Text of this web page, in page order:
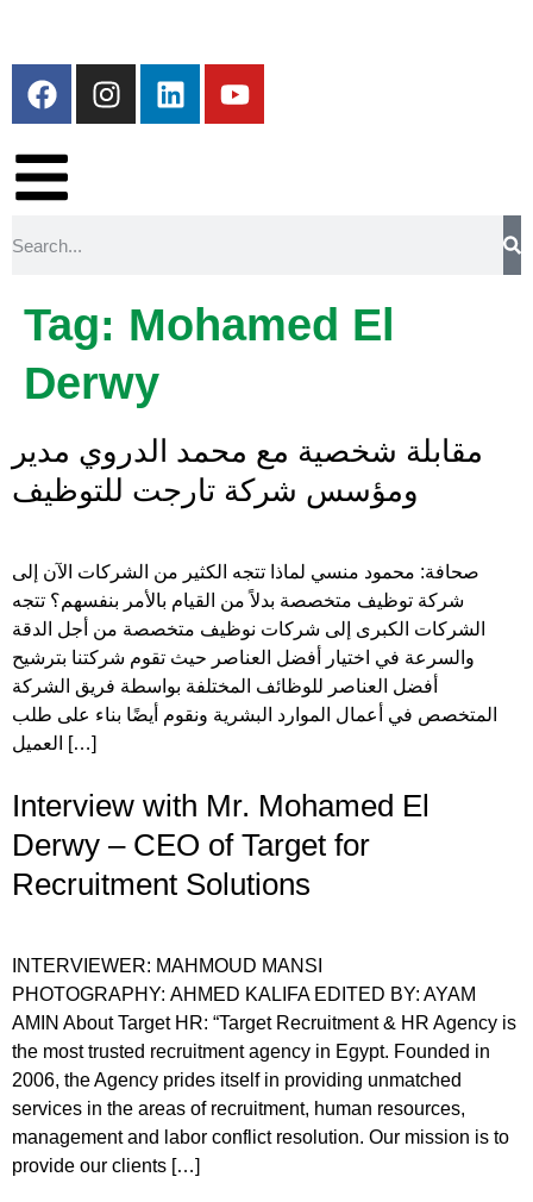
Tag: Mohamed El
Derwy
مقابلة شخصية مع محمد الدروي مدير
ومؤسس شركة تارجت للتوظيف
صحافة: محمود منسي لماذا تتجه الكثير من الشركات الآن إلى
شركة توظيف متخصصة بدلاً من القيام بالأمر بنفسهم؟ تتجه
الشركات الكبرى إلى شركات نوظيف متخصصة من أجل الدقة
والسرعة في اختيار أفضل العناصر حيث تقوم شركتنا بترشيح
أفضل العناصر للوظائف المختلفة بواسطة فريق الشركة
المتخصص في أعمال الموارد البشرية ونقوم أيضًا بناء على طلب
العميل […]
Interview with Mr. Mohamed El
Derwy – CEO of Target for
Recruitment Solutions
INTERVIEWER: MAHMOUD MANSI
PHOTOGRAPHY: AHMED KALIFA EDITED BY: AYAM
AMIN About Target HR: “Target Recruitment & HR Agency is
the most trusted recruitment agency in Egypt. Founded in
2006, the Agency prides itself in providing unmatched
services in the areas of recruitment, human resources,
management and labor conflict resolution. Our mission is to
provide our clients […]